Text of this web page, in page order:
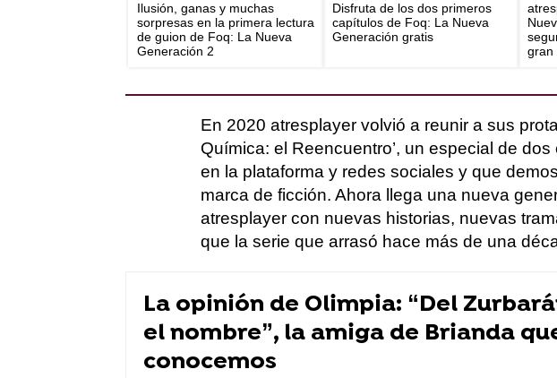
Ilusión, ganas y muchas
sorpresas en la primera lectura
de guion de Foq: La Nueva
Generación 2
Disfruta de los dos primeros
capítulos de Foq: La Nueva
Generación gratis
gran
En 2020 atresplayer volvió a reunir a sus
Química: el Reencuentro’, un especial de
en la plataforma y redes sociales y que
marca de ficción. Ahora llega una nueva
atresplayer con nuevas historias, nuevas
que la serie que arrasó hace más de una
La opinión de Olimpia: “Del
el nombre”, la amiga de Brianda
conocemos